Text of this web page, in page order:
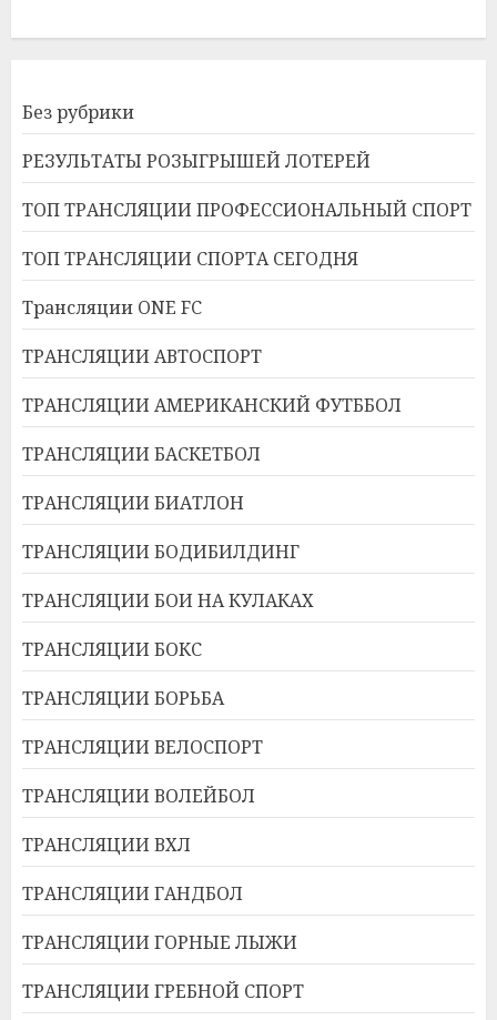
Без рубрики
РЕЗУЛЬТАТЫ РОЗЫГРЫШЕЙ ЛОТЕРЕЙ
ТОП ТРАНСЛЯЦИИ ПРОФЕССИОНАЛЬНЫЙ СПОРТ
ТОП ТРАНСЛЯЦИИ СПОРТА СЕГОДНЯ
Трансляции ONE FC
ТРАНСЛЯЦИИ АВТОСПОРТ
ТРАНСЛЯЦИИ АМЕРИКАНСКИЙ ФУТББОЛ
ТРАНСЛЯЦИИ БАСКЕТБОЛ
ТРАНСЛЯЦИИ БИАТЛОН
ТРАНСЛЯЦИИ БОДИБИЛДИНГ
ТРАНСЛЯЦИИ БОИ НА КУЛАКАХ
ТРАНСЛЯЦИИ БОКС
ТРАНСЛЯЦИИ БОРЬБА
ТРАНСЛЯЦИИ ВЕЛОСПОРТ
ТРАНСЛЯЦИИ ВОЛЕЙБОЛ
ТРАНСЛЯЦИИ ВХЛ
ТРАНСЛЯЦИИ ГАНДБОЛ
ТРАНСЛЯЦИИ ГОРНЫЕ ЛЫЖИ
ТРАНСЛЯЦИИ ГРЕБНОЙ СПОРТ